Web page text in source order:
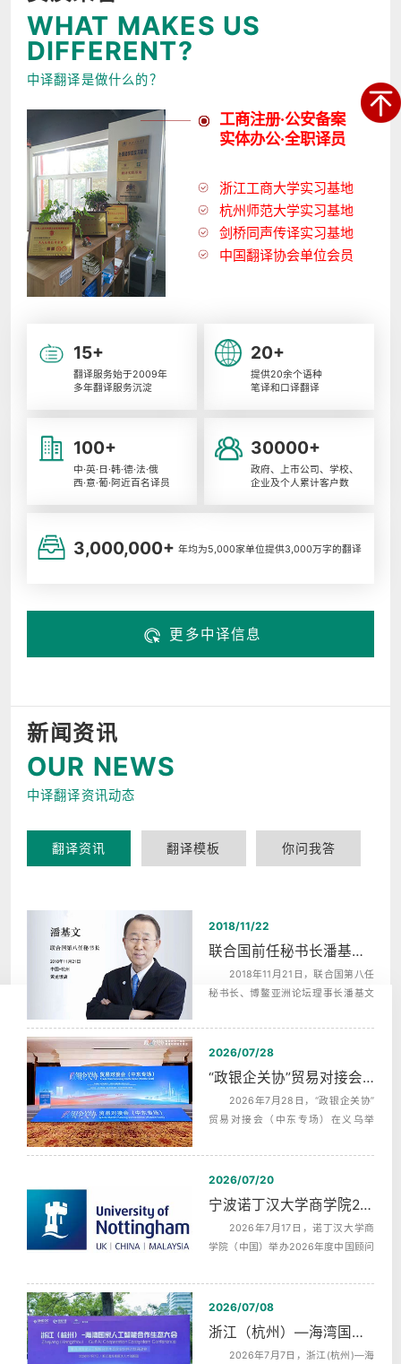
WHAT MAKES US
DIFFERENT?
中译翻译是做什么的？
工商注册·公安备案
实体办公·全职译员
浙江工商大学实习基地
杭州师范大学实习基地
剑桥同声传译实习基地
中国翻译协会单位会员
15+
翻译服务始于2009年
多年翻译服务沉淀
20+
提供20余个语种
笔译和口译翻译
100+
中·英·日·韩·德·法·俄
西·意·葡·阿近百名译员
30000+
政府、上市公司、学校、
企业及个人累计客户数
3,000,000+ 年均为5,000家单位提供3,000万字的翻译
更多中译信息
新闻资讯
OUR NEWS
中译翻译资讯动态
翻译资讯 翻译模板 你问我答
2018/11/22
联合国前任秘书长潘基文西湖和平之夜同声传译翻译
2018年11月21日，联合国第八任
秘书长、博鳌亚洲论坛理事长潘基文
夫...
2026/07/28
“政银企关协”贸易对接会（中东专场）中英文同声传译翻译
2026年7月28日，“政银企关协”
贸易对接会（中东专场）在义乌举
动提供...
2026/07/20
宁波诺丁汉大学商学院2026年度中国顾问委员会第二次会议同声传译
2026年7月17日，诺丁汉大学商
学院（中国）举办2026年度中国顾问
为上午...
2026/07/08
浙江（杭州）—海湾国家人工智能合作生态发布会AI机器英语同传
2026年7月7日，浙江(杭州)—海